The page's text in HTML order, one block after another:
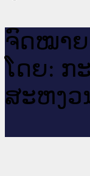
ຈົດ​ໝາຍ​
ໂດຍ: ກ
ສະ​ຫງວ